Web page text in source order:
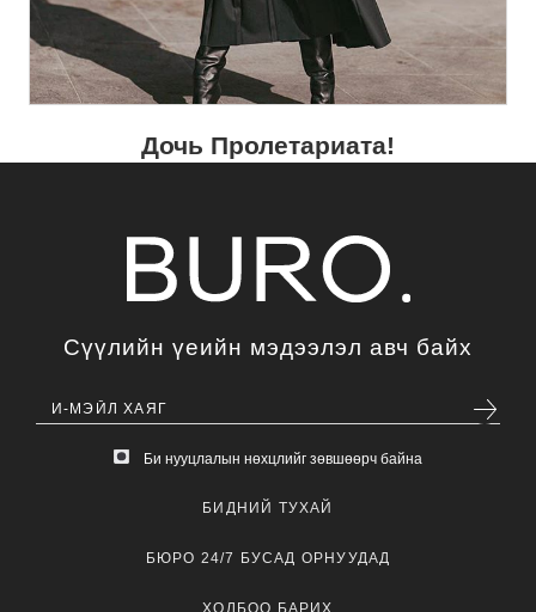
Дочь Пролетариата!
Сүүлийн үеийн мэдээлэл авч байх
Би нууцлалын нөхцлийг зөвшөөрч байна
БИДНИЙ ТУХАЙ
БЮРО 24/7 БУСАД ОРНУУДАД
ХОЛБОО БАРИХ